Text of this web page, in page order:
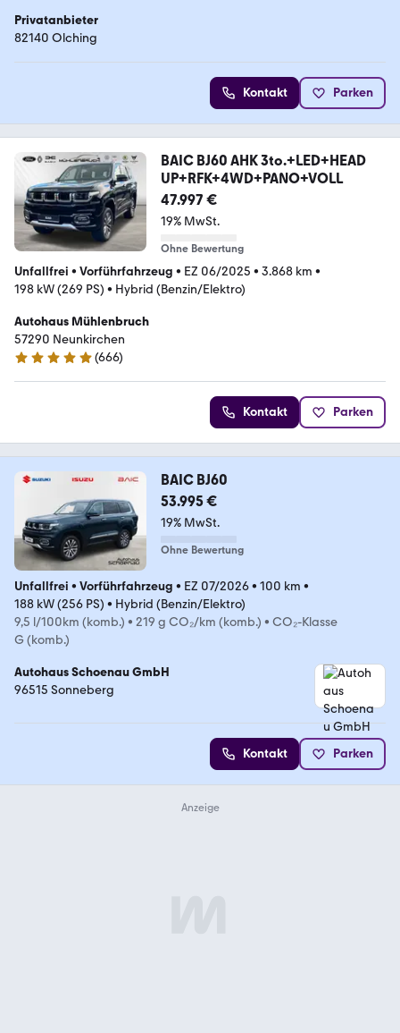
Privatanbieter
82140 Olching
Kontakt Parken
BAIC BJ60 AHK 3to.+LED+HEAD
UP+RFK+4WD+PANO+VOLL
47.997 €
19% MwSt.
Ohne Bewertung
Unfallfrei • Vorführfahrzeug • EZ 06/2025 • 3.868 km •
198 kW (269 PS) • Hybrid (Benzin/Elektro)
Autohaus Mühlenbruch
57290 Neunkirchen
4.8 Sterne
(666)
Kontakt Parken
BAIC BJ60
53.995 €
19% MwSt.
Ohne Bewertung
Unfallfrei • Vorführfahrzeug • EZ 07/2026• 100 km •
188 kW (256 PS) • Hybrid (Benzin/Elektro)
9,5 l/100km (komb.) • 219 g CO₂/km (komb.) • CO₂-Klasse
G (komb.)
Autohaus Schoenau GmbH
96515 Sonneberg
Kontakt Parken